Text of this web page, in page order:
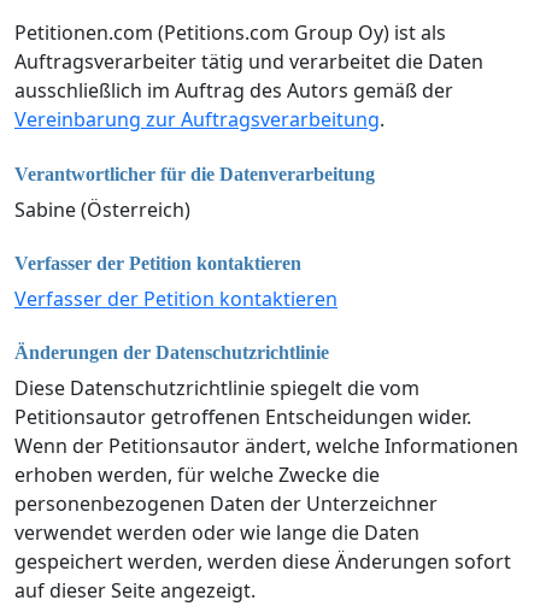
Petitionen.com (Petitions.com Group Oy) ist als
Auftragsverarbeiter tätig und verarbeitet die Daten
ausschließlich im Auftrag des Autors gemäß der
Vereinbarung zur Auftragsverarbeitung.
Verantwortlicher für die Datenverarbeitung
Sabine (Österreich)
Verfasser der Petition kontaktieren
Verfasser der Petition kontaktieren
Änderungen der Datenschutzrichtlinie
Diese Datenschutzrichtlinie spiegelt die vom
Petitionsautor getroffenen Entscheidungen wider.
Wenn der Petitionsautor ändert, welche Informationen
erhoben werden, für welche Zwecke die
personenbezogenen Daten der Unterzeichner
verwendet werden oder wie lange die Daten
gespeichert werden, werden diese Änderungen sofort
auf dieser Seite angezeigt.